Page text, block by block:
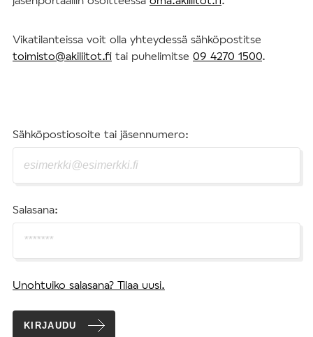
Vikatilanteissa voit olla yhteydessä sähköpostitse
toimisto@akiliitot.fi tai puhelimitse 09 4270 1500.
Sähköpostiosoite tai jäsennumero:
Salasana:
Unohtuiko salasana? Tilaa uusi.
KIRJAUDU